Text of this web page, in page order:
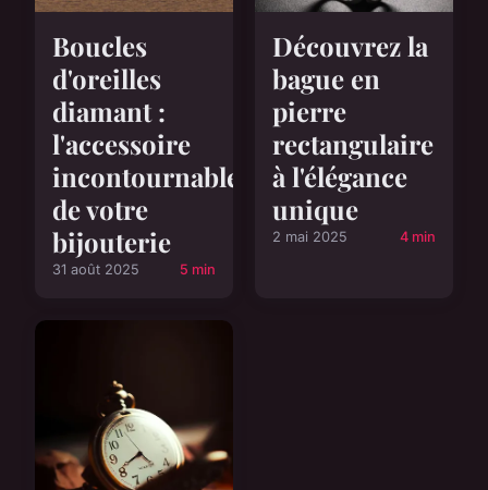
Boucles
d'oreilles
diamant :
l'accessoire
incontournable
de votre
bijouterie
31 août 2025 5 min
Découvrez la
bague en
pierre
rectangulaire
à l'élégance
unique
2 mai 2025 4 min